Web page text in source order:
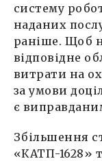
систему
наданих
раніше. Щоб
відповідне
витрати на
за умови
є
Збільшення
«КАТП-1628»